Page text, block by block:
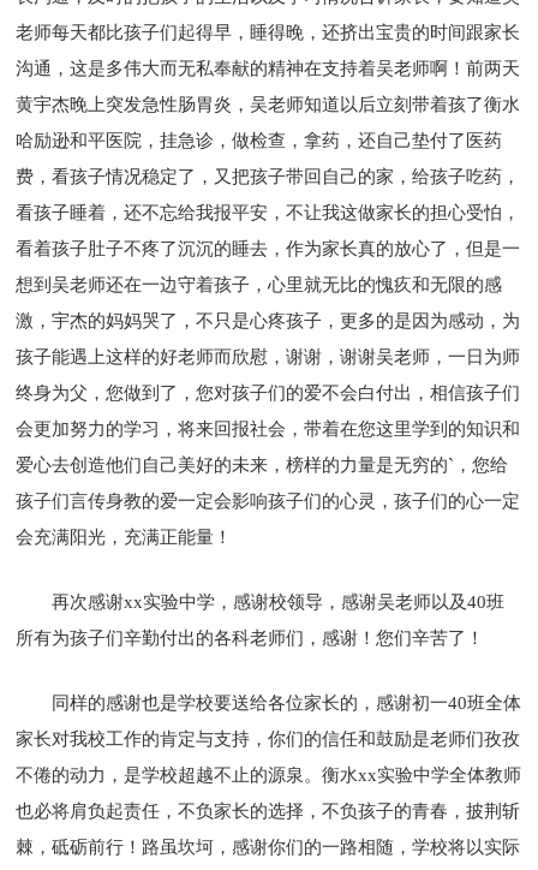
老师每天都比孩子们起得早，睡得晚，还挤出宝贵的时间跟家长
沟通，这是多伟大而无私奉献的精神在支持着吴老师啊！前两天
黄宇杰晚上突发急性肠胃炎，吴老师知道以后立刻带着孩了衡水
哈励逊和平医院，挂急诊，做检查，拿药，还自己垫付了医药
费，看孩子情况稳定了，又把孩子带回自己的家，给孩子吃药，
看孩子睡着，还不忘给我报平安，不让我这做家长的担心受怕，
看着孩子肚子不疼了沉沉的睡去，作为家长真的放心了，但是一
想到吴老师还在一边守着孩子，心里就无比的愧疚和无限的感
激，宇杰的妈妈哭了，不只是心疼孩子，更多的是因为感动，为
孩子能遇上这样的好老师而欣慰，谢谢，谢谢吴老师，一日为师
终身为父，您做到了，您对孩子们的爱不会白付出，相信孩子们
会更加努力的学习，将来回报社会，带着在您这里学到的知识和
爱心去创造他们自己美好的未来，榜样的力量是无穷的`，您给
孩子们言传身教的爱一定会影响孩子们的心灵，孩子们的心一定
会充满阳光，充满正能量！
再次感谢xx实验中学，感谢校领导，感谢吴老师以及40班
所有为孩子们辛勤付出的各科老师们，感谢！您们辛苦了！
同样的感谢也是学校要送给各位家长的，感谢初一40班全体
家长对我校工作的肯定与支持，你们的信任和鼓励是老师们孜孜
不倦的动力，是学校超越不止的源泉。衡水xx实验中学全体教师
也必将肩负起责任，不负家长的选择，不负孩子的青春，披荆斩
棘，砥砺前行！路虽坎坷，感谢你们的一路相随，学校将以实际